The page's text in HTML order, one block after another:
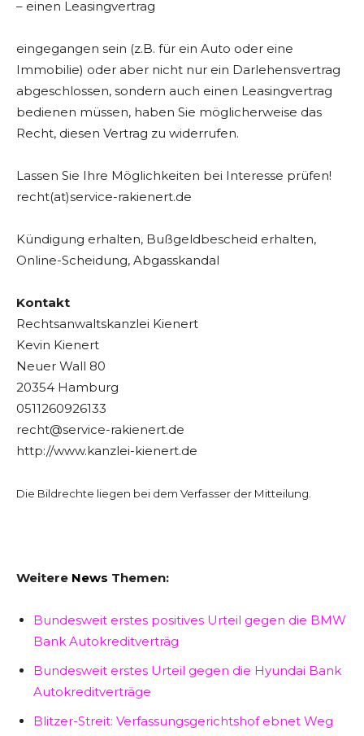
– einen Leasingvertrag
eingegangen sein (z.B. für ein Auto oder eine
Immobilie) oder aber nicht nur ein Darlehensvertrag
abgeschlossen, sondern auch einen Leasingvertrag
bedienen müssen, haben Sie möglicherweise das
Recht, diesen Vertrag zu widerrufen.
Lassen Sie Ihre Möglichkeiten bei Interesse prüfen!
recht(at)service-rakienert.de
Kündigung erhalten, Bußgeldbescheid erhalten,
Online-Scheidung, Abgasskandal
Kontakt
Rechtsanwaltskanzlei Kienert
Kevin Kienert
Neuer Wall 80
20354 Hamburg
0511260926133
recht@service-rakienert.de
http://www.kanzlei-kienert.de
Die Bildrechte liegen bei dem Verfasser der Mitteilung.
Weitere News Themen:
Bundesweit erstes positives Urteil gegen die BMW
Bank Autokreditverträg
Bundesweit erstes Urteil gegen die Hyundai Bank
Autokreditverträge
Blitzer-Streit: Verfassungsgerichtshof ebnet Weg